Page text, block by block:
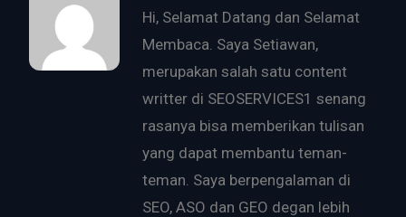
Hi, Selamat Datang dan Selamat
Membaca. Saya Setiawan,
merupakan salah satu content
writter di SEOSERVICES1 senang
rasanya bisa memberikan tulisan
yang dapat membantu teman-
teman. Saya berpengalaman di
SEO, ASO dan GEO degan lebih